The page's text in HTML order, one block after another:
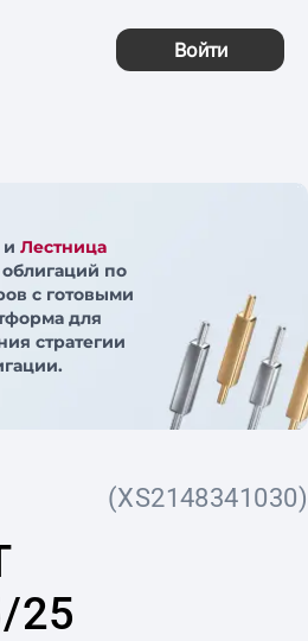
Войти
и Лестница
по
с готовыми
для
стратегии
25
(XS2148341030)